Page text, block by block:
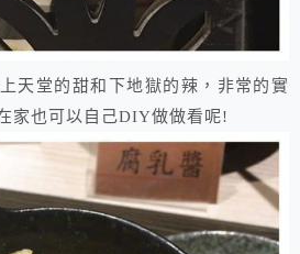
天堂的甜和下地獄的辣，非常的實
家也可以自己DIY做做看呢!